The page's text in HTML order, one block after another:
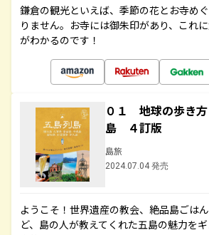
鎌倉の観光といえば、季節の花とお寺め
りません。お寺には御朱印があり、これ
がわかるのです！
０１ 地球の歩き
島 ４訂版
島旅
2024.07.04 発売
ようこそ！世界遺産の教会、絶品島ごは
ど、島の人が教えてくれた五島の魅力をギ